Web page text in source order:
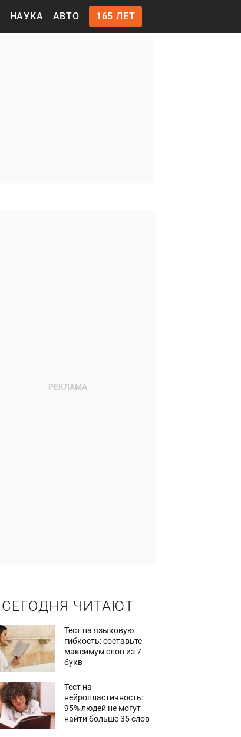
НАУКА АВТО 165 ЛЕТ
СЕГОДНЯ ЧИТАЮТ
Тест на языковую
гибкость: составьте
максимум слов из 7
букв
Тест на
нейропластичность:
95% людей не могут
найти больше 35 слов